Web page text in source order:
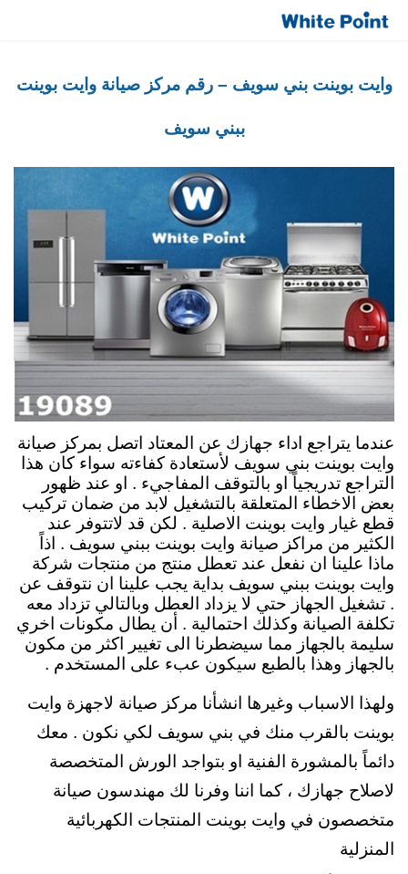
وايت بوينت بني سويف – رقم مركز صيانة وايت بوينت
ببني سويف
عندما يتراجع اداء جهازك عن المعتاد اتصل بمركز صيانة
وايت بوينت بني سويف لأستعادة كفاءته سواء كان هذا
التراجع تدريجياً او بالتوقف المفاجيء . او عند ظهور
بعض الاخطاء المتعلقة بالتشغيل لابد من ضمان تركيب
قطع غيار وايت بوينت الاصلية . لكن قد لاتتوفر عند
الكثير من مراكز صيانة وايت بوينت ببني سويف . اذاً
ماذا علينا ان نفعل عند تعطل منتج من منتجات شركة
وايت بوينت ببني سويف بداية يجب علينا ان نتوقف عن
. تشغيل الجهاز حتي لا يزداد العطل وبالتالي تزداد معه
تكلفة الصيانة وكذلك احتمالية . أن يطال مكونات اخري
سليمة بالجهاز مما سيضطرنا الى تغيير اكثر من مكون
بالجهاز وهذا بالطبع سيكون عبء على المستخدم .
ولهذا الاسباب وغيرها انشأنا مركز صيانة لاجهزة وايت
بوينت بالقرب منك في بني سويف لكي نكون . معك
دائماً بالمشورة الفنية او بتواجد الورش المتخصصة
لاصلاح جهازك ، كما اننا وفرنا لك مهندسون صيانة
متخصصون في وايت بوينت المنتجات الكهربائية
المنزلية